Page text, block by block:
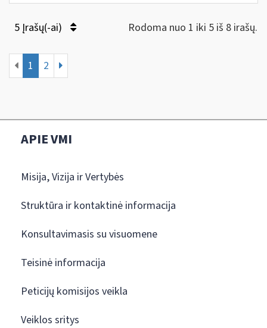
5 Įrašų(-ai) Rodoma nuo 1 iki 5 iš 8 irašų.
1 2
APIE VMI
Misija, Vizija ir Vertybės
Struktūra ir kontaktinė informacija
Konsultavimasis su visuomene
Teisinė informacija
Peticijų komisijos veikla
Veiklos sritys